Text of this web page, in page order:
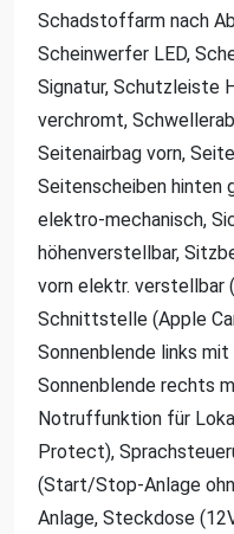
Schadstoffarm nach
Scheinwerfer LED,
Signatur, Schutzleiste
verchromt,
Seitenairbag vorn,
Seitenscheiben hinten
elektro-mechanisch,
höhenverstellbar,
vorn elektr. verstellbar
Schnittstelle (Apple
Sonnenblende links
Sonnenblende rechts
Notruffunktion für
Protect),
(Start/Stop-Anlage
Anlage, Steckdose